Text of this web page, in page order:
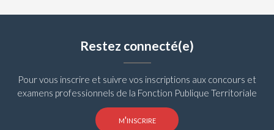
Restez connecté(e)
Pour vous inscrire et suivre vos inscriptions aux concours et
examens professionnels de la Fonction Publique Territoriale
m'inscrire